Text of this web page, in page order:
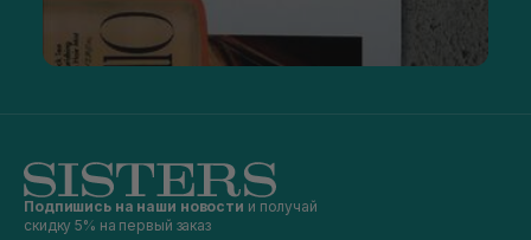
Подпишись на наши новости и получай
скидку 5% на первый заказ